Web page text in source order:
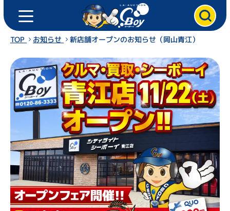
ト
ッ
プ
ペ
ー
ジ
ク
マ
を
売
る
ク
TOP お知らせ 新店舗オープンのお知らせ（岡山青江）